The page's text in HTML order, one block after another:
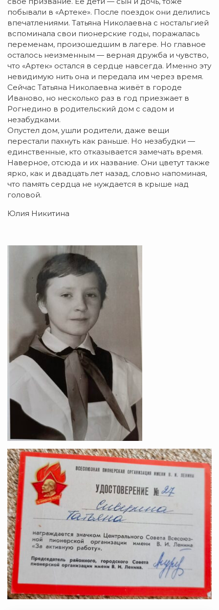
побывали в «Артеке». После поездок они делились
впечатлениями. Татьяна Николаевна с ностальгией
вспоминала свои пионерские годы, поражалась
переменам, произошедшим в лагере. Но главное
осталось неизменным — верная дружба и чувство,
что «Артек» остался в сердце навсегда. Именно эту
невидимую нить она и передала им через время.
Сейчас Татьяна Николаевна живёт в городе
Иваново, но несколько раз в год приезжает в
Рогнедино в родительский дом с садом и
незабудками.
Опустел дом, ушли родители, даже вещи
перестали пахнуть как раньше. Но незабудки —
единственные, кто отказывается замечать время.
Наверное, отсюда и их название. Они цветут также
ярко, как и двадцать лет назад, словно напоминая,
что память сердца не нуждается в крыше над
головой.
Юлия Никитина